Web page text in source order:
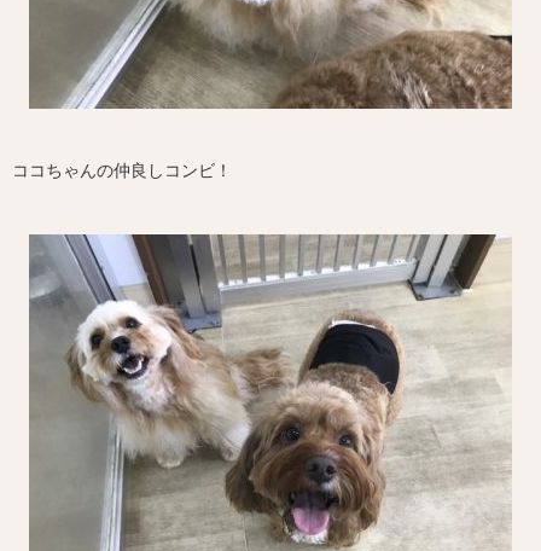
ココちゃんの仲良しコンビ！